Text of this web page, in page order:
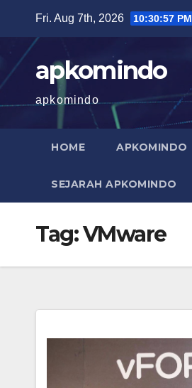
content
Fri. Aug 7th, 2026 10:30:57 PM
apkomindo
apkomindo
HOME APKOMINDO
SEJARAH APKOMINDO
Tag:VMware